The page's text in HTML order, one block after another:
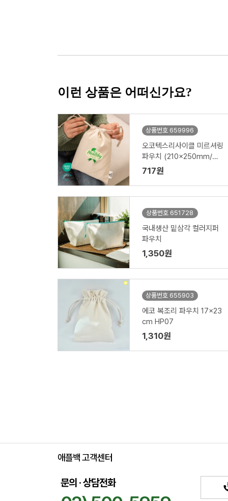
이런 상품은 어떠신가요?
상품번호 659996
오코텍스리사이클 미르셔링
파우치 (210x250mm/밑
면 없음)
717원
상품번호 651728
국내생산 밑삼각 컬러지퍼
파우치
1,350원
상품번호 655903
에코 복조리 파우치 17x23
cm HP07
1,310원
애플백 고객센터
문의 · 상담전화